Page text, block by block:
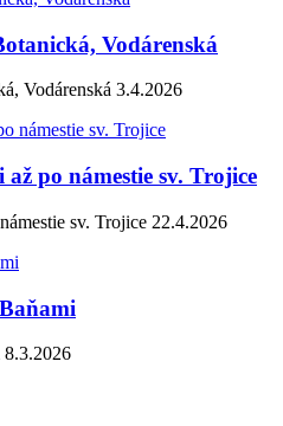
Vodárenská
Vodárenská 3.4.2026
po námestie sv. Trojice
sv. Trojice 22.4.2026